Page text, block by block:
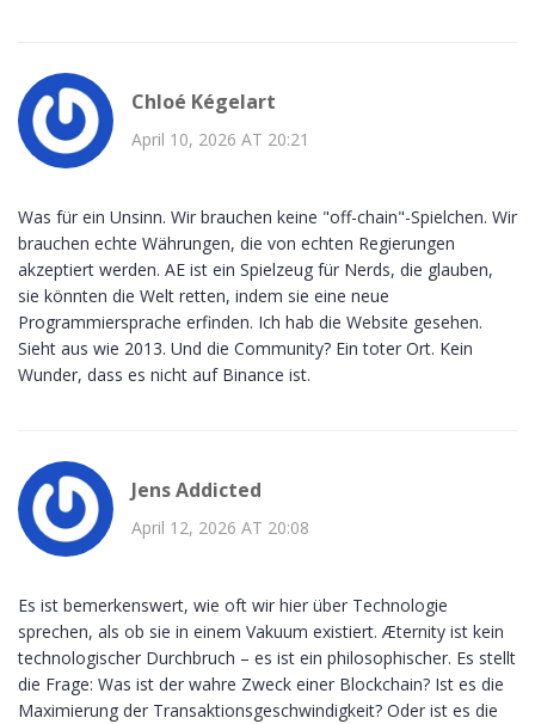
Chloé Kégelart
April 10, 2026 AT 20:21
Was für ein Unsinn. Wir brauchen keine "off-chain"-Spielchen. Wir
brauchen echte Währungen, die von echten Regierungen
akzeptiert werden. AE ist ein Spielzeug für Nerds, die glauben,
sie könnten die Welt retten, indem sie eine neue
Programmiersprache erfinden. Ich hab die Website gesehen.
Sieht aus wie 2013. Und die Community? Ein toter Ort. Kein
Wunder, dass es nicht auf Binance ist.
Jens Addicted
April 12, 2026 AT 20:08
Es ist bemerkenswert, wie oft wir hier über Technologie
sprechen, als ob sie in einem Vakuum existiert. Æternity ist kein
technologischer Durchbruch – es ist ein philosophischer. Es stellt
die Frage: Was ist der wahre Zweck einer Blockchain? Ist es die
Maximierung der Transaktionsgeschwindigkeit? Oder ist es die